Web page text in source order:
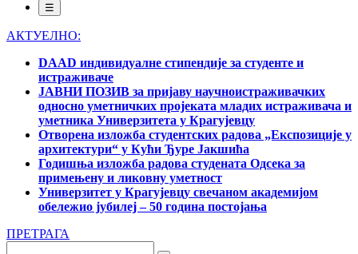
☰
АКТУЕЛНО:
DAAD индивидуалне стипендије за студенте и
истраживаче
ЈАВНИ ПОЗИВ за пријаву научноистраживачких
односно уметничких пројеката младих истраживача и
уметника Универзитета у Крагујевцу
Отворена изложба студентских радова „Експозиције у
архитектури“ у Кући Ђуре Јакшића
Годишња изложба радова студената Одсека за
примењену и ликовну уметност
Универзитет у Крагујевцу свечаном академијом
обележио јубилеј – 50 година постојања
ПРЕТРАГА